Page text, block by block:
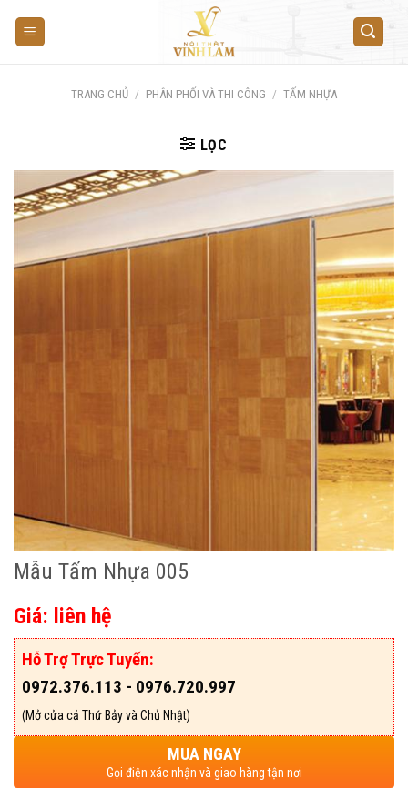
TRANG CHỦ / PHÂN PHỐI VÀ THI CÔNG / TẤM NHỰA
LỌC
Mẫu Tấm Nhựa 005
Giá: liên hệ
Hỗ Trợ Trực Tuyến:
0972.376.113 - 0976.720.997
(Mở cửa cả Thứ Bảy và Chủ Nhật)
MUA NGAY
Gọi điện xác nhận và giao hàng tận nơi